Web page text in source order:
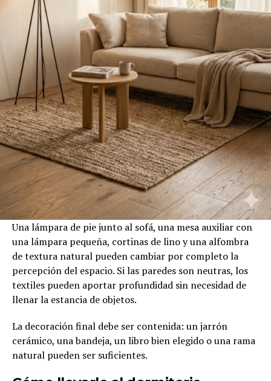
Una lámpara de pie junto al sofá, una mesa auxiliar con
una lámpara pequeña, cortinas de lino y una alfombra
de textura natural pueden cambiar por completo la
percepción del espacio. Si las paredes son neutras, los
textiles pueden aportar profundidad sin necesidad de
llenar la estancia de objetos.
La decoración final debe ser contenida: un jarrón
cerámico, una bandeja, un libro bien elegido o una rama
natural pueden ser suficientes.